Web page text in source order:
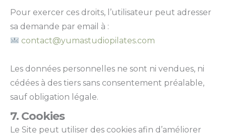
Pour exercer ces droits, l’utilisateur peut adresser
sa demande par email à :
contact@yumastudiopilates.com
Les données personnelles ne sont ni vendues, ni
cédées à des tiers sans consentement préalable,
sauf obligation légale.
7. Cookies
Le Site peut utiliser des cookies afin d’améliorer